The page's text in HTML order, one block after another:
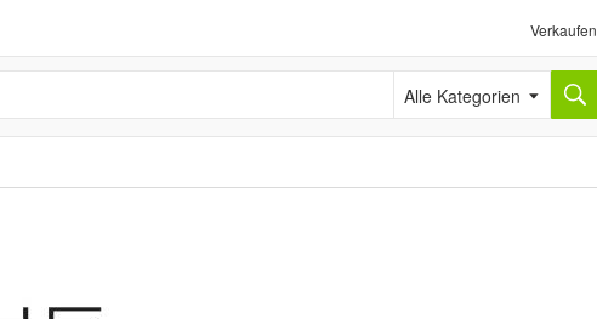
Verkaufen
Alle Kategorien